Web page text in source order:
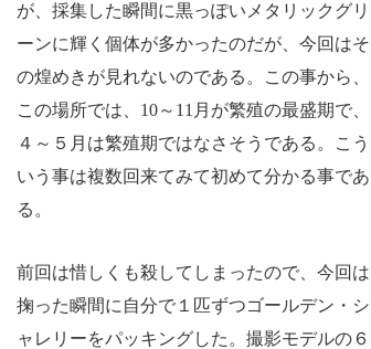
が、採集した瞬間に黒っぽいメタリックグリ
ーンに輝く個体が多かったのだが、今回はそ
の煌めきが見れないのである。この事から、
この場所では、10～11月が繁殖の最盛期で、
４～５月は繁殖期ではなさそうである。こう
いう事は複数回来てみて初めて分かる事であ
る。
前回は惜しくも殺してしまったので、今回は
掬った瞬間に自分で１匹ずつゴールデン・シ
ャレリーをパッキングした。撮影モデルの６